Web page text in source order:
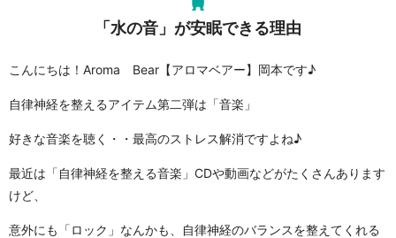
「水の音」が安眠できる理由
こんにちは！Aroma Bear【アロマベアー】岡本です♪
自律神経を整えるアイテム第二弾は「音楽」
好きな音楽を聴く・・最高のストレス解消ですよね♪
最近は「自律神経を整える音楽」CDや動画などがたくさんあります
けど、
意外にも「ロック」なんかも、自律神経のバランスを整えてくれる